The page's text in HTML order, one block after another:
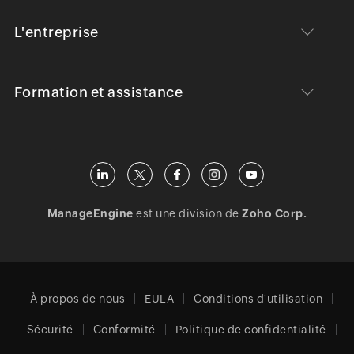
L'entreprise
Formation et assistance
ManageEngine est une division deZoho Corp.
À propos de nous EULA Conditions d'utilisation
Sécurité Conformité Politique de confidentialité